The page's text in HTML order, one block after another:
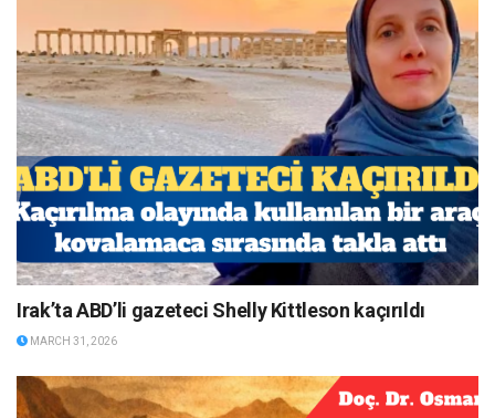
Irak’ta ABD’li gazeteci Shelly Kittleson kaçırıldı
MARCH 31, 2026